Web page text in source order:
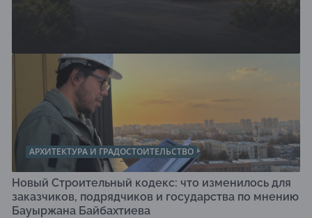
АРХИТЕКТУРА И ГРАДОСТОИТЕЛЬСТВО
Новый Строительный кодекс: что изменилось для
заказчиков, подрядчиков и государства по мнению
Бауыржана Байбахтиева